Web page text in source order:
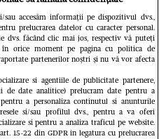
își închide
de trei luni.
afectați
sau accesăm informații pe dispozitivul dvs.,
prelucrarea datelor cu caracter personal.
dvs. făcând clic mai jos, respectiv vă puteți
orice moment pe pagina cu politica de
partenerilor noștri și nu vă vor afecta
si agentiile de publicitate partenere,
date analitice) prelucram date pentru a
a personaliza continutul si anunturile
si/sau profilul dvs., pentru a va oferi
si pentru a analiza traficul pe website.
15-22 din GDPR in legatura cu prelucrarea